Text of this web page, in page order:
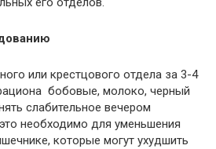
или крестцового отдела за 3-4
бобовые, молоко, черный
слабительное вечером
необходимо для уменьшения
которые могут ухудшить